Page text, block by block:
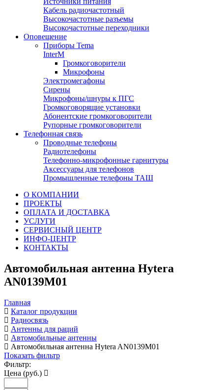
Кабель радиочастотный
Высокочастотные разъемы
Высокочастотные переходники
Оповещение
Приборы Tema
InterM
Громкоговорители
Микрофоны
Электромегафоны
Сирены
Микрофоны/шнуры к ПГС
Громкоговорящие установки
Абонентские громкоговорители
Рупорные громкоговорители
Телефонная связь
Проводные телефоны
Радиотелефоны
Телефонно-микрофонные гарнитуры
Аксессуары для телефонов
Промышленные телефоны ТАШ
О КОМПАНИИ
ПРОЕКТЫ
ОПЛАТА И ДОСТАВКА
УСЛУГИ
СЕРВИСНЫЙ ЦЕНТР
ИНФО-ЦЕНТР
КОНТАКТЫ
Автомобильная антенна Hytera
AN0139M01
Главная
Каталог продукции
Радиосвязь
Антенны для раций
Автомобильные антенны
Автомобильная антенна Hytera AN0139M01
Показать фильтр
Фильтр:
Цена (руб.)